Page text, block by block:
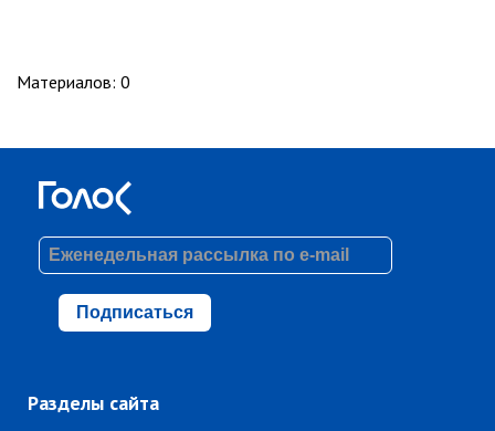
Материалов: 0
Подписаться
Разделы сайта